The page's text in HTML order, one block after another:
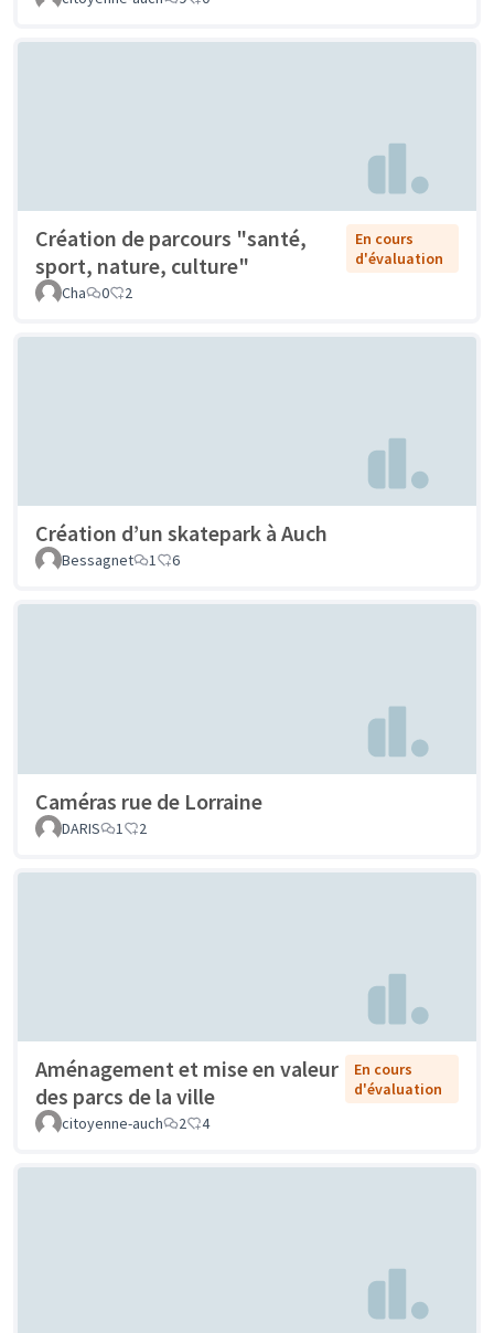
Création de parcours "santé,
sport, nature, culture"
En cours
d'évaluation
Cha
0 2
Création d’un skatepark à Auch
Bessagnet 1 6
Caméras rue de Lorraine
DARIS 1 2
Aménagement et mise en valeur
des parcs de la ville
En cours
d'évaluation
citoyenne-auch
2 4